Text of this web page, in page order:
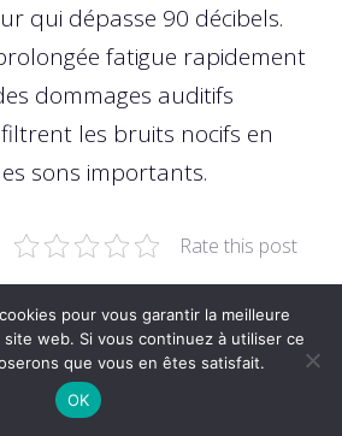
qui dépasse 90 décibels.
fatigue rapidement
dommages auditifs
les bruits nocifs en
sons importants.
Rate this post
plus loin :
Accéléré : Obtenez
en 5 Jours avec une
pour vous garantir la meilleure
web. Si vous continuez à utiliser ce
que vous en êtes satisfait.
OK